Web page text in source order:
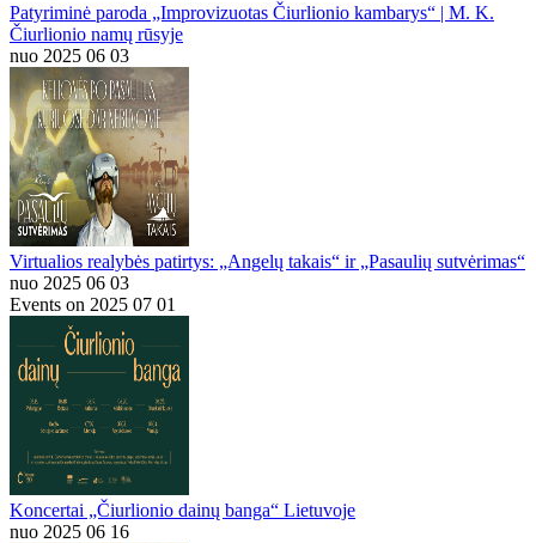
Patyriminė paroda „Improvizuotas Čiurlionio kambarys“ | M. K.
Čiurlionio namų rūsyje
nuo 2025 06 03
Virtualios realybės patirtys: „Angelų takais“ ir „Pasaulių sutvėrimas“
nuo 2025 06 03
Events on 2025 07 01
Koncertai „Čiurlionio dainų banga“ Lietuvoje
nuo 2025 06 16